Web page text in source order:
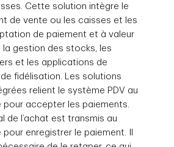
Cette solution intègre le
de vente ou les caisses et les
de paiement et à valeur
gestion des stocks, les
et les applications de
fidélisation. Les solutions
relient le système PDV au
pour accepter les paiements.
de l’achat est transmis au
enregistrer le paiement. Il